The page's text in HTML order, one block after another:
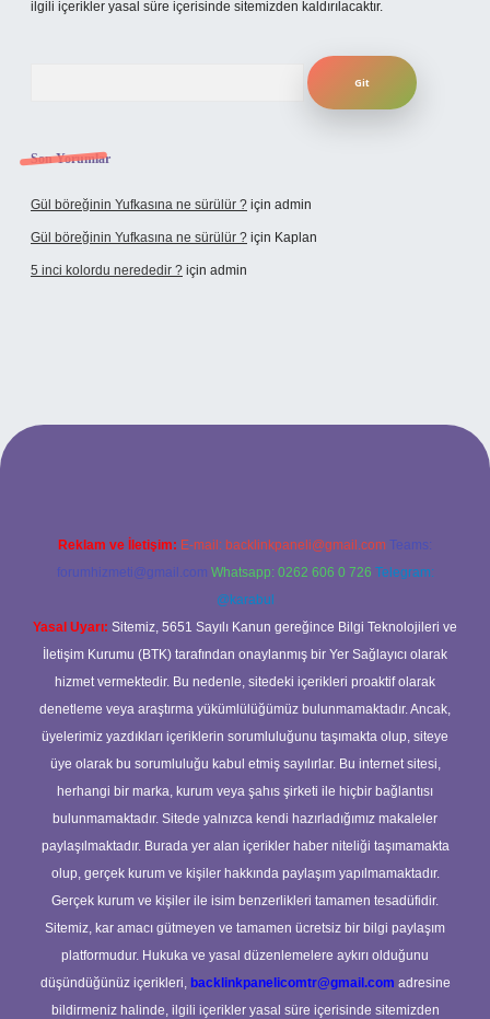
ilgili içerikler yasal süre içerisinde sitemizden kaldırılacaktır.
Son Yorumlar
Gül böreğinin Yufkasına ne sürülür ? için admin
Gül böreğinin Yufkasına ne sürülür ? için Kaplan
5 inci kolordu nerededir ? için admin
Reklam ve İletişim: E-mail: backlinkpaneli@gmail.com Teams:
forumhizmeti@gmail.com Whatsapp: 0262 606 0 726 Telegram:
@karabul
Yasal Uyarı: Sitemiz, 5651 Sayılı Kanun gereğince Bilgi Teknolojileri ve
İletişim Kurumu (BTK) tarafından onaylanmış bir Yer Sağlayıcı olarak
hizmet vermektedir. Bu nedenle, sitedeki içerikleri proaktif olarak
denetleme veya araştırma yükümlülüğümüz bulunmamaktadır. Ancak,
üyelerimiz yazdıkları içeriklerin sorumluluğunu taşımakta olup, siteye
üye olarak bu sorumluluğu kabul etmiş sayılırlar. Bu internet sitesi,
herhangi bir marka, kurum veya şahıs şirketi ile hiçbir bağlantısı
bulunmamaktadır. Sitede yalnızca kendi hazırladığımız makaleler
paylaşılmaktadır. Burada yer alan içerikler haber niteliği taşımamakta
olup, gerçek kurum ve kişiler hakkında paylaşım yapılmamaktadır.
Gerçek kurum ve kişiler ile isim benzerlikleri tamamen tesadüfidir.
Sitemiz, kar amacı gütmeyen ve tamamen ücretsiz bir bilgi paylaşım
platformudur. Hukuka ve yasal düzenlemelere aykırı olduğunu
düşündüğünüz içerikleri, backlinkpanelicomtr@gmail.com adresine
bildirmeniz halinde, ilgili içerikler yasal süre içerisinde sitemizden